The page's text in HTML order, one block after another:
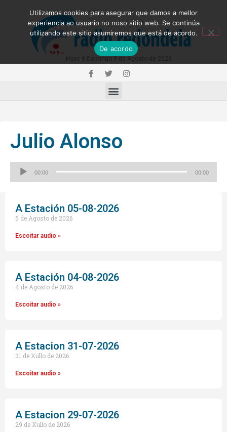
Julio Alonso
00:00 00:00
A Estación 05-08-2026
5 de Agosto de 2026
Escoitar audio »
A Estación 04-08-2026
4 de Agosto de 2026
Escoitar audio »
A Estacion 31-07-2026
31 de Xullo de 2026
Escoitar audio »
A Estacion 29-07-2026
29 de Xullo de 2026
Utilizamos cookies para asegurar que damos a mellor
experiencia ao usuario no noso sitio web. Se continúa
utilizando este sitio asumiremos que está de acordo.
De acordo